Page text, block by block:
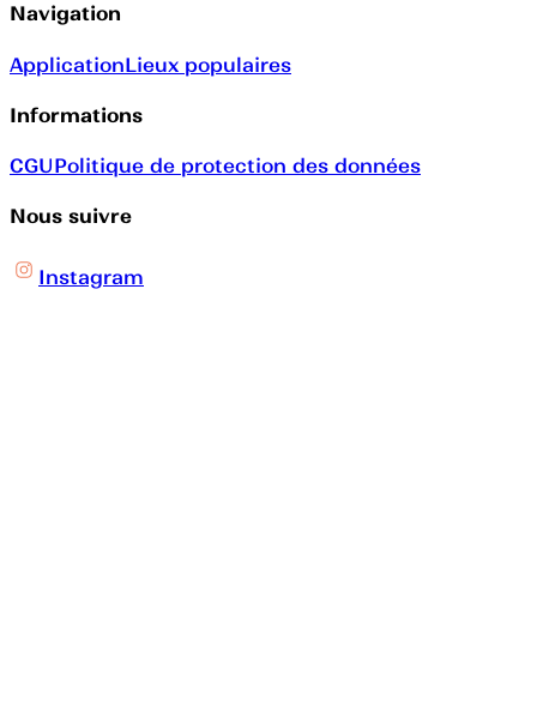
Navigation
ApplicationLieux populaires
Informations
CGUPolitique de protection des données
Nous suivre
Instagram